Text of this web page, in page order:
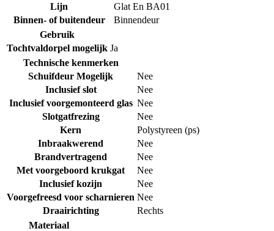
Lijn
Glat En BA01
Binnen- of buitendeur
Binnendeur
Gebruik
Tochtvaldorpel mogelijk Ja
Technische kenmerken
Schuifdeur Mogelijk
Nee
Inclusief slot
Nee
Inclusief voorgemonteerd glas Nee
Slotgatfrezing
Nee
Kern
Polystyreen (ps)
Inbraakwerend
Nee
Brandvertragend
Nee
Met voorgeboord krukgat
Nee
Inclusief kozijn
Nee
Voorgefreesd voor scharnieren Nee
Draairichting
Rechts
Materiaal